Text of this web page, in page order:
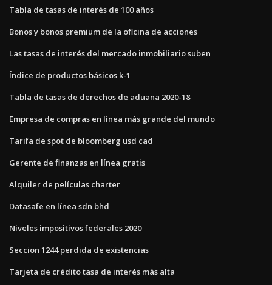
Tabla de tasas de interés de 100 años
Bonos y bonos premium de la oficina de acciones
Las tasas de interés del mercado inmobiliario suben
Índice de productos básicos k-1
Tabla de tasas de derechos de aduana 2020-18
Empresa de compras en línea más grande del mundo
Tarifa de spot de bloomberg usd cad
Gerente de finanzas en línea gratis
Alquiler de películas charter
Datasafe en línea sdn bhd
Niveles impositivos federales 2020
Seccion 1244 perdida de existencias
Tarjeta de crédito tasa de interés más alta